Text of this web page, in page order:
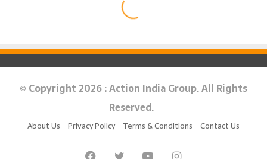
© Copyright 2026 : Action India Group. All Rights
Reserved.
About Us Privacy Policy Terms & Conditions Contact Us